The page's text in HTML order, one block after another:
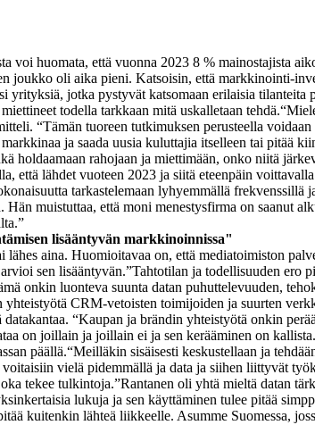
huomata, että vuonna 2023 8 % mainostajista
oli aika pieni. Katsoisin, että markkinointi-
yrityksiä, jotka pystyvät katsomaan erilaisia
todella tarkkaan mitä uskalletaan tehdä.
“Tämän tuoreen tutkimuksen perusteella
ja saada uusia kuluttajia itselleen tai pitää
holdaamaan rahojaan ja miettimään, onko niitä
että lähdet vuoteen 2023 ja siitä eteenpäin
tarkastelemaan lyhyemmällä frekvenssillä
muistuttaa, että moni menestysfirma on saanut
lisääntyvän markkinoinnissa"
aina. Huomioitavaa on, että mediatoimiston
sen lisääntyvän.”Tahtotilan ja todellisuuden ero
onkin luonteva suunta datan puhuttelevuuden,
CRM-vetoisten toimijoiden ja suurten
“Kaupan ja brändin yhteistyötä onkin
on joillain ja joillain ei ja sen kerääminen on
päällä.“Meilläkin sisäisesti keskustellaan ja
voitaisiin vielä pidemmällä ja data ja siihen liittyvät
tekee tulkintoja.”Rantanen oli yhtä mieltä datan
lukuja ja sen käyttäminen tulee pitää
kuitenkin lähteä liikkeelle. Asumme Suomessa,